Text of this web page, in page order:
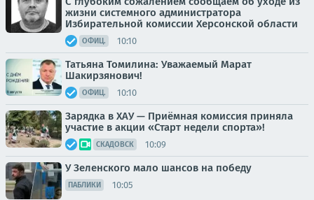
жизни системного администратора
Избирательной комиссии Херсонской области
ОФИЦ. 10:10
Татьяна Томилина: Уважаемый Марат
Шакирзянович!
ОФИЦ. 10:10
Зарядка в ХАУ — Приёмная комиссия приняла
участие в акции «Старт недели спорта»!
СКАДОВСК 10:09
У Зеленского мало шансов на победу
ПАБЛИКИ 10:05